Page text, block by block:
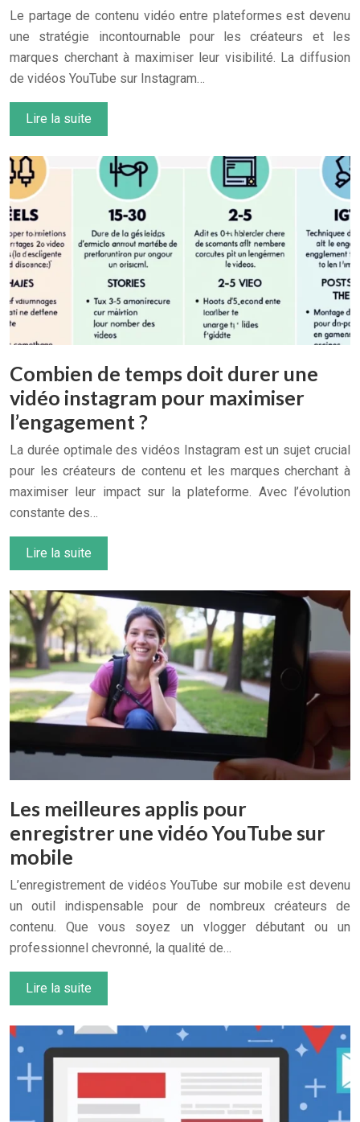
Le partage de contenu vidéo entre plateformes est devenu
une stratégie incontournable pour les créateurs et les
marques cherchant à maximiser leur visibilité. La diffusion
de vidéos YouTube sur Instagram…
Lire la suite
Combien de temps doit durer une
vidéo instagram pour maximiser
l’engagement ?
La durée optimale des vidéos Instagram est un sujet crucial
pour les créateurs de contenu et les marques cherchant à
maximiser leur impact sur la plateforme. Avec l’évolution
constante des…
Lire la suite
Les meilleures applis pour
enregistrer une vidéo YouTube sur
mobile
L’enregistrement de vidéos YouTube sur mobile est devenu
un outil indispensable pour de nombreux créateurs de
contenu. Que vous soyez un vlogger débutant ou un
professionnel chevronné, la qualité de…
Lire la suite